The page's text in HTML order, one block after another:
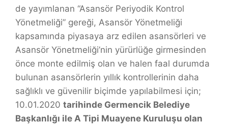
de yayımlanan “Asansör Periyodik Kontrol
Yönetmeliği” gereği, Asansör Yönetmeliği
kapsamında piyasaya arz edilen asansörleri ve
Asansör Yönetmeliği’nin yürürlüğe girmesinden
önce monte edilmiş olan ve halen faal durumda
bulunan asansörlerin yıllık kontrollerinin daha
sağlıklı ve güvenilir biçimde yapılabilmesi için;
10.01.2020 tarihinde Germencik Belediye
Başkanlığı ile A Tipi Muayene Kuruluşu olan